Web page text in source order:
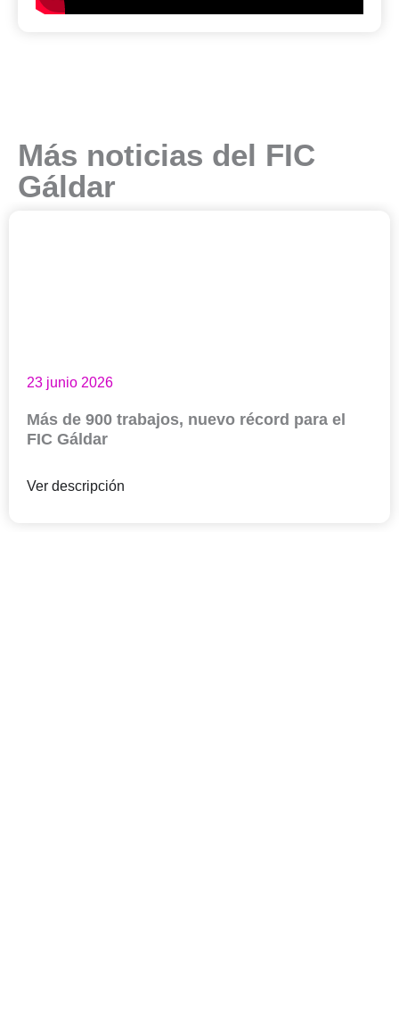
Más noticias del FIC
Gáldar
23 junio 2026
Más de 900 trabajos, nuevo récord para el
FIC Gáldar
Ver descripción